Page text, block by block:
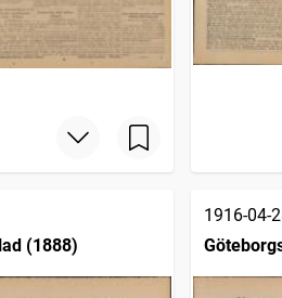
(1888)
1916-04-